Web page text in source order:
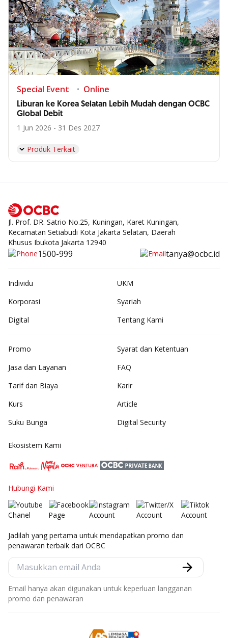
Special Event Online
Liburan ke Korea Selatan Lebih Mudah dengan OCBC
Global Debit
1 Jun 2026 - 31 Des 2027
Produk Terkait
Jl. Prof. DR. Satrio No.25, Kuningan, Karet Kuningan,
Kecamatan Setiabudi Kota Jakarta Selatan, Daerah
Khusus Ibukota Jakarta 12940
1500-999 tanya@ocbc.id
Individu
UKM
Korporasi
Syariah
Digital
Tentang Kami
Promo
Jasa dan Layanan
Tarif dan Biaya
Kurs
Suku Bunga
Syarat dan Ketentuan
FAQ
Karir
Article
Digital Security
Ekosistem Kami
Hubungi Kami
Jadilah yang pertama untuk mendapatkan promo dan
penawaran terbaik dari OCBC
Email hanya akan digunakan untuk keperluan langganan
promo dan penawaran